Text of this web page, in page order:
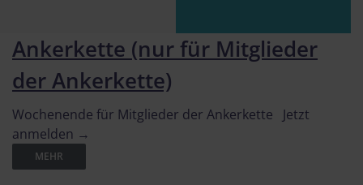
Ankerkette (nur für Mitglieder
der Ankerkette)
Wochenende für Mitglieder der Ankerkette Jetzt
anmelden →
MEHR